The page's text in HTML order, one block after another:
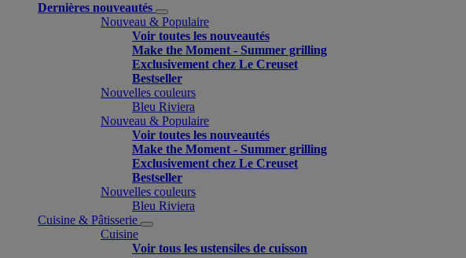
Dernières nouveautés
Nouveau & Populaire
Voir toutes les nouveautés
Make the Moment - Summer grilling
Exclusivement chez Le Creuset
Bestseller
Nouvelles couleurs
Bleu Riviera
Nouveau & Populaire
Voir toutes les nouveautés
Make the Moment - Summer grilling
Exclusivement chez Le Creuset
Bestseller
Nouvelles couleurs
Bleu Riviera
Cuisine & Pâtisserie
Cuisine
Voir tous les ustensiles de cuisson